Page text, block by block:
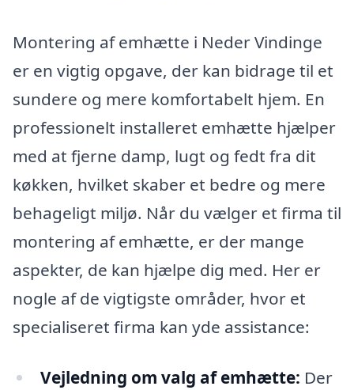
Montering af emhætte i Neder Vindinge
er en vigtig opgave, der kan bidrage til et
sundere og mere komfortabelt hjem. En
professionelt installeret emhætte hjælper
med at fjerne damp, lugt og fedt fra dit
køkken, hvilket skaber et bedre og mere
behageligt miljø. Når du vælger et firma til
montering af emhætte, er der mange
aspekter, de kan hjælpe dig med. Her er
nogle af de vigtigste områder, hvor et
specialiseret firma kan yde assistance:
Vejledning om valg af emhætte: Der